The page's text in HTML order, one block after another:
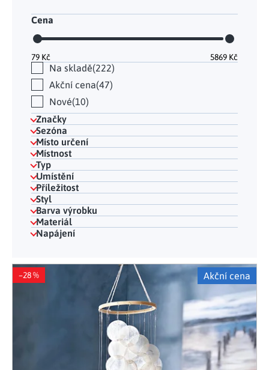
Cena
79 Kč 5869 Kč
Na skladě 222
Akční cena 47
Nové 10
Značky
Sezóna
Místo určení
Místnost
Typ
Umístění
Příležitost
Styl
Barva výrobku
Materiál
Napájení
Výpis produktů Akční cena
–28 %